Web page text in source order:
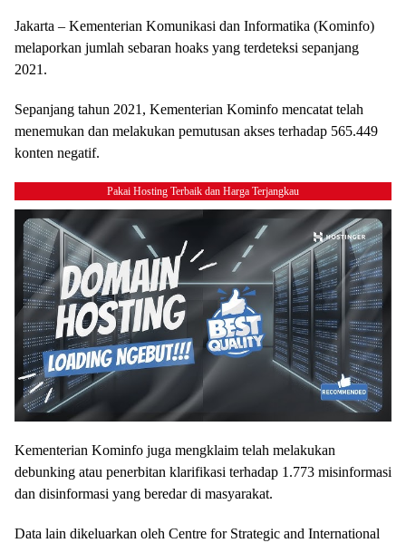
Jakarta – Kementerian Komunikasi dan Informatika (Kominfo)
melaporkan jumlah sebaran hoaks yang terdeteksi sepanjang
2021.
Sepanjang tahun 2021, Kementerian Kominfo mencatat telah
menemukan dan melakukan pemutusan akses terhadap 565.449
konten negatif.
Pakai Hosting Terbaik dan Harga Terjangkau
Kementerian Kominfo juga mengklaim telah melakukan
debunking atau penerbitan klarifikasi terhadap 1.773 misinformasi
dan disinformasi yang beredar di masyarakat.
Data lain dikeluarkan oleh Centre for Strategic and International